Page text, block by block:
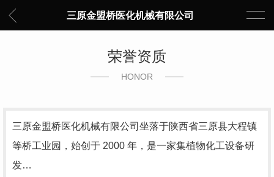
三原金盟桥医化机械有限公司
荣誉资质
HONOR
三原金盟桥医化机械有限公司坐落于陕西省三原县大程镇
等桥工业园，始创于 2000 年，是一家集植物化工设备研
发…